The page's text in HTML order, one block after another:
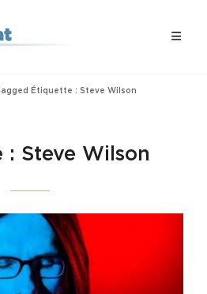
Étiquette : Steve Wilson
: Steve Wilson